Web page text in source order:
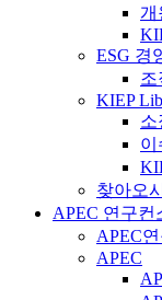
개
ESG 경
조
KIEP
소
이
찾아오
APEC 연구컨
APEC
APEC